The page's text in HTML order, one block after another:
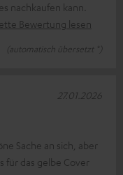
nachkaufen kann.
Bewertung lesen
(automatisch übersetzt *)
Sache an sich, aber
für das gelbe Cover
27.01.2026